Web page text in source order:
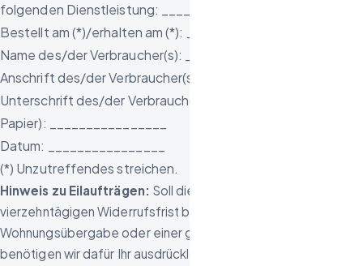
folgenden Dienstleistung: ________________
Bestellt am (*)/erhalten am (*): ________________
Name des/der Verbraucher(s): ________________
Anschrift des/der Verbraucher(s): ________________
Unterschrift des/der Verbraucher(s) (nur bei Mitteilung auf
Papier): ________________
Datum: ________________
(*) Unzutreffendes streichen.
Hinweis zu Eilaufträgen: Soll die Räumung vor Ablauf der
vierzehntägigen Widerrufsfrist beginnen – etwa wegen einer
Wohnungsübergabe oder einer gerichtlichen Frist –,
benötigen wir dafür Ihr ausdrückliches Verlangen in Textform.